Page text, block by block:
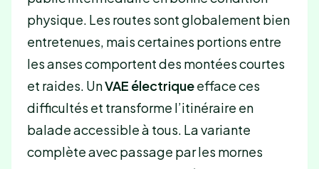
physique. Les routes sont globalement bien
entretenues, mais certaines portions entre
les anses comportent des montées courtes
et raides. UnVAE électriqueefface ces
difficultés et transforme l’itinéraire en
balade accessible à tous. La variante
complète avec passage par les mornes